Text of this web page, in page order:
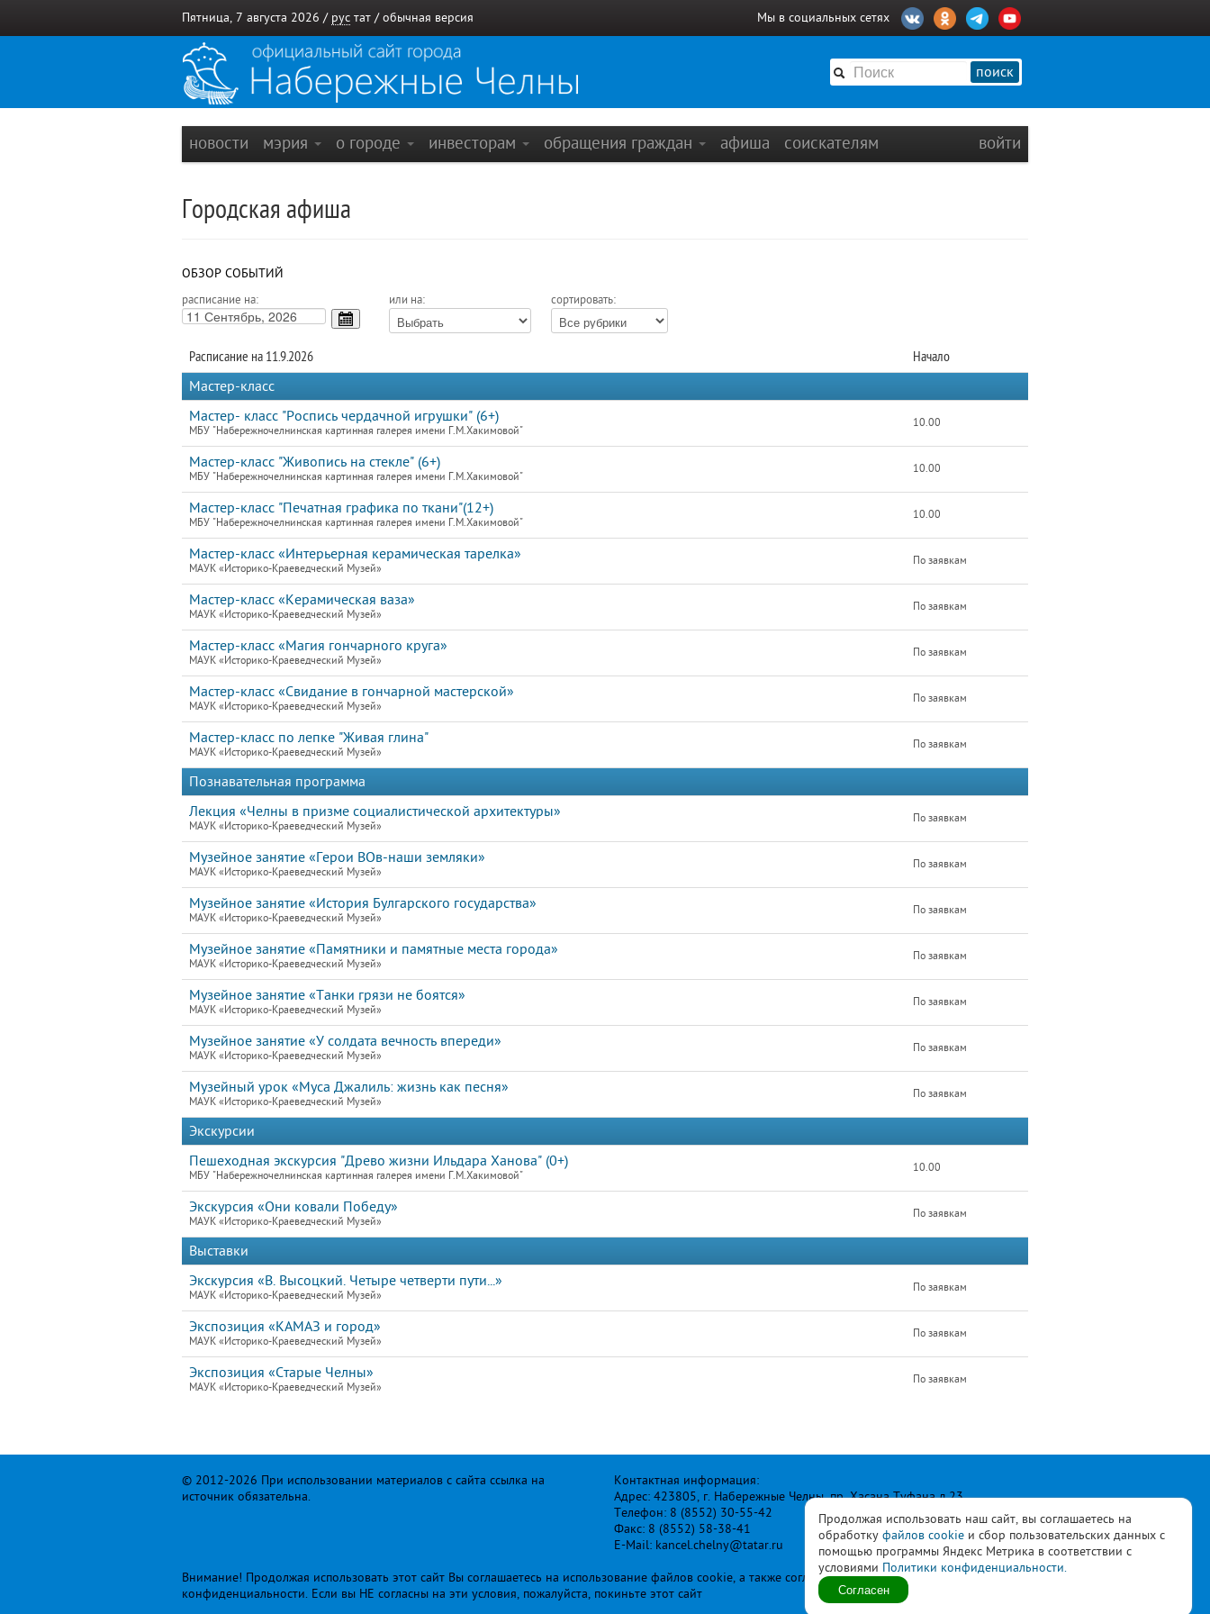
Продолжая использовать наш сайт, вы соглашаетесь на
обработку файлов cookie и сбор пользовательских данных с
помощью программы Яндекс Метрика в соответствии с
условиями Политики конфиденциальности.
Согласен
Пятница, 7 августа 2026 / рус тат / обычная версия Мы в социальных сетях
поиск
новости мэрия о городе инвесторам обращения граждан афиша соискателям войти
Городская афиша
ОБЗОР СОБЫТИЙ
расписание на: или на: сортировать:
Расписание на 11.9.2026
Начало
Мастер-класс
Мастер- класс "Роспись чердачной игрушки" (6+)
МБУ "Набережночелнинская картинная галерея имени Г.М.Хакимовой"
10.00
Мастер-класс "Живопись на стекле" (6+)
МБУ "Набережночелнинская картинная галерея имени Г.М.Хакимовой"
10.00
Мастер-класс "Печатная графика по ткани"(12+)
МБУ "Набережночелнинская картинная галерея имени Г.М.Хакимовой"
10.00
Мастер-класс «Интерьерная керамическая тарелка»
МАУК «Историко-Краеведческий Музей»
По заявкам
Мастер-класс «Керамическая ваза»
МАУК «Историко-Краеведческий Музей»
По заявкам
Мастер-класс «Магия гончарного круга»
МАУК «Историко-Краеведческий Музей»
По заявкам
Мастер-класс «Свидание в гончарной мастерской»
МАУК «Историко-Краеведческий Музей»
По заявкам
Мастер-класс по лепке "Живая глина"
МАУК «Историко-Краеведческий Музей»
По заявкам
Познавательная программа
Лекция «Челны в призме социалистической архитектуры»
МАУК «Историко-Краеведческий Музей»
По заявкам
Музейное занятие «Герои ВОв-наши земляки»
МАУК «Историко-Краеведческий Музей»
По заявкам
Музейное занятие «История Булгарского государства»
МАУК «Историко-Краеведческий Музей»
По заявкам
Музейное занятие «Памятники и памятные места города»
МАУК «Историко-Краеведческий Музей»
По заявкам
Музейное занятие «Танки грязи не боятся»
МАУК «Историко-Краеведческий Музей»
По заявкам
Музейное занятие «У солдата вечность впереди»
МАУК «Историко-Краеведческий Музей»
По заявкам
Музейный урок «Муса Джалиль: жизнь как песня»
МАУК «Историко-Краеведческий Музей»
По заявкам
Экскурсии
Пешеходная экскурсия "Древо жизни Ильдара Ханова" (0+)
МБУ "Набережночелнинская картинная галерея имени Г.М.Хакимовой"
10.00
Экскурсия «Они ковали Победу»
МАУК «Историко-Краеведческий Музей»
По заявкам
Выставки
Экскурсия «В. Высоцкий. Четыре четверти пути...»
МАУК «Историко-Краеведческий Музей»
По заявкам
Экспозиция «КАМАЗ и город»
МАУК «Историко-Краеведческий Музей»
По заявкам
Экспозиция «Старые Челны»
МАУК «Историко-Краеведческий Музей»
По заявкам
© 2012-2026 При использовании материалов с сайта ссылка на
источник обязательна.
Контактная информация:
Адрес: 423805, г. Набережные Челны, пр. Хасана Туфана д.23
Телефон: 8 (8552) 30-55-42
Факс: 8 (8552) 58-38-41
E-Mail: kancel.chelny@tatar.ru
Внимание! Продолжая использовать этот сайт Вы соглашаетесь на использование файлов cookie, а также согласны сполитикой
конфиденциальности. Если вы НЕ согласны на эти условия, пожалуйста, покиньте этот сайт